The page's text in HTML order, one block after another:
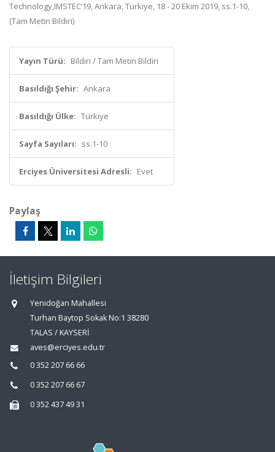
Technology,IMSTEC’19, Ankara, Türkiye, 18 - 20 Ekim 2019, ss.1-10,
(Tam Metin Bildiri)
Yayın Türü: Bildiri / Tam Metin Bildiri
Basıldığı Şehir: Ankara
Basıldığı Ülke: Türkiye
Sayfa Sayıları: ss.1-10
Erciyes Üniversitesi Adresli: Evet
Paylaş
İletişim Bilgileri
Yenidoğan Mahallesi
Turhan Baytop Sokak No:1 38280
TALAS / KAYSERİ
aves@erciyes.edu.tr
0 352 207 66 66
0 352 207 66 67
0 352 437 49 31